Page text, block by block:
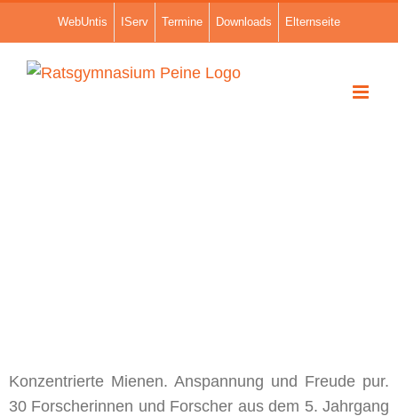
springen
WebUntis IServ Termine Downloads Elternseite
grösseres
Bild
Konzentrierte Mienen. Anspannung und Freude pur.
30 Forscherinnen und Forscher aus dem 5. Jahrgang